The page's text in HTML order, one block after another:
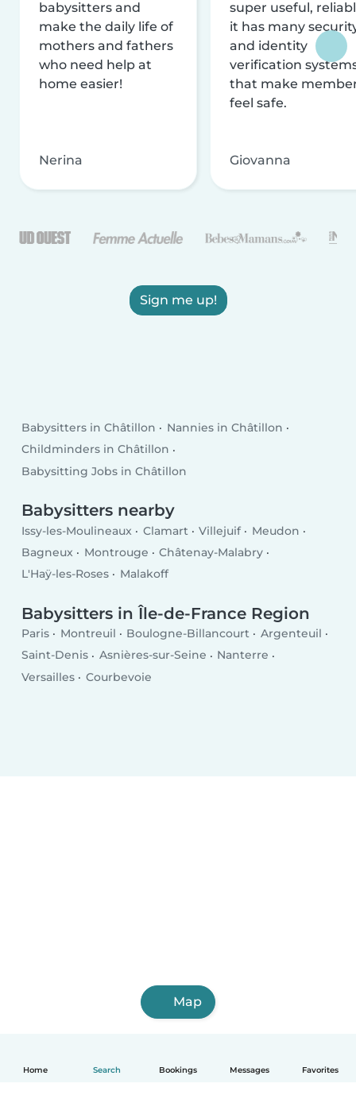
Home Search Bookings Messages Favorites
babysitters and
make the daily life of
mothers and fathers
who need help at
home easier!
Nerina
super useful,
it has many
and identity
verification
that make
feel safe.
Giovanna
Sign me up!
Babysitters in Châtillon
Nannies in Châtillon
Childminders in Châtillon
Babysitting Jobs in Châtillon
Babysitters nearby
Issy-les-Moulineaux Clamart Villejuif
Meudon
Bagneux
Montrouge
Châtenay-Malabry
L'Haÿ-les-Roses
Malakoff
Babysitters in Île-de-France Region
Paris Montreuil Boulogne-Billancourt
Argenteuil
Saint-Denis
Asnières-sur-Seine
Nanterre
Versailles
Courbevoie
Map